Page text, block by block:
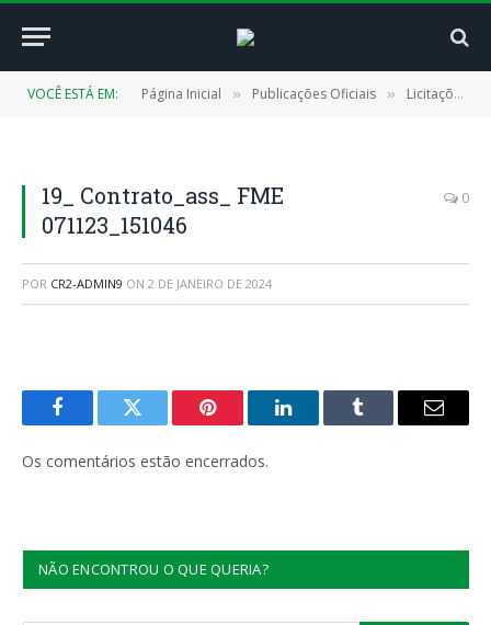
VOCÊ ESTÁ EM: Página Inicial » Publicações Oficiais » Licitações
19_ Contrato_ass_ FME
071123_151046
0
POR CR2-ADMIN9 ON 2 DE JANEIRO DE 2024
FacebookTwitter Pinterest LinkedInTumblr
E-
Os comentários estão encerrados.
NÃO ENCONTROU O QUE QUERIA?